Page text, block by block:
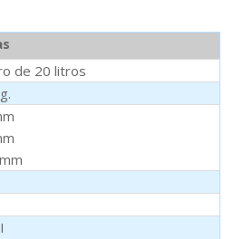
de 20 litros